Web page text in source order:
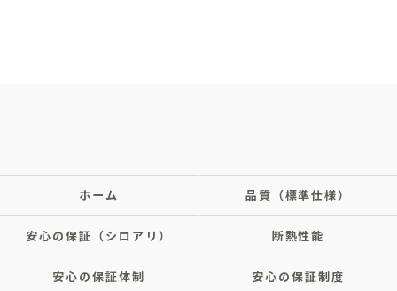
ホーム 品質（標準仕様）
安心の保証（シロアリ） 断熱性能
安心の保証体制 安心の保証制度